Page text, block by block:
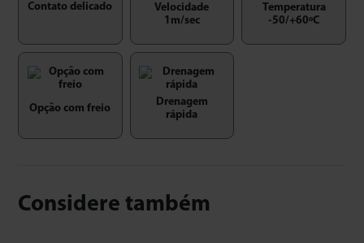
Contato delicado
Velocidade
1m/sec
Temperatura
-50/+60ºC
Opção com freio
Drenagem
rápida
Considere também